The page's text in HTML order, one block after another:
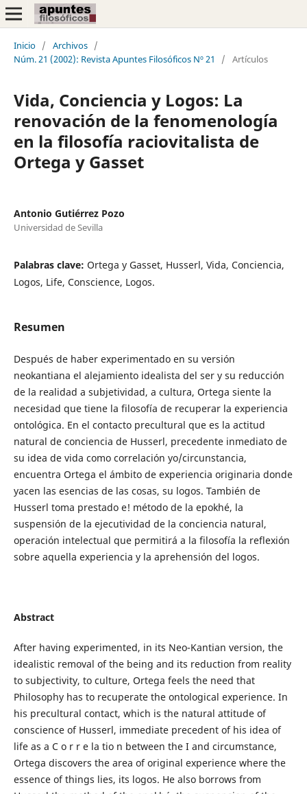
Inicio / Archivos /
Núm. 21 (2002): Revista Apuntes Filosóficos Nº 21
/ Artículos
Vida, Conciencia y Logos: La
renovación de la fenomenología
en la filosofía raciovitalista de
Ortega y Gasset
Antonio Gutiérrez Pozo
Universidad de Sevilla
Palabras clave: Ortega y Gasset, Husserl, Vida, Conciencia,
Logos, Life, Conscience, Logos.
Resumen
Después de haber experimentado en su versión
neokantiana el alejamiento idealista del ser y su reducción
de la realidad a subjetividad, a cultura, Ortega siente la
necesidad que tiene la filosofía de recuperar la experiencia
ontológica. En el contacto precultural que es la actitud
natural de conciencia de Husserl, precedente inmediato de
su idea de vida como correlación yo/circunstancia,
encuentra Ortega el ámbito de experiencia originaria donde
yacen las esencias de las cosas, su logos. También de
Husserl toma prestado e! método de la epokhé, la
suspensión de la ejecutividad de la conciencia natural,
operación intelectual que permitirá a la filosofía la reflexión
sobre aquella experiencia y la aprehensión del logos.
Abstract
After having experimented, in its Neo-Kantian version, the
idealistic removal of the being and its reduction from reality
to subjectivity, to culture, Ortega feels the need that
Philosophy has to recuperate the ontological experience. In
his precultural contact, which is the natural attitude of
conscience of Husserl, immediate precedent of his idea of
life as a C o r r e la tio n between the I and circumstance,
Ortega discovers the area of original experience where the
essence of things lies, its logos. He also borrows from